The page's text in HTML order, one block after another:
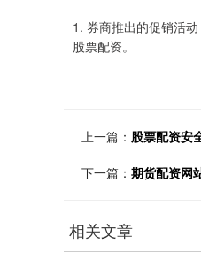
1. 券商推出的促销活
股票配资。
上一篇： 股票配资安
下一篇： 期货配资网
相关文章